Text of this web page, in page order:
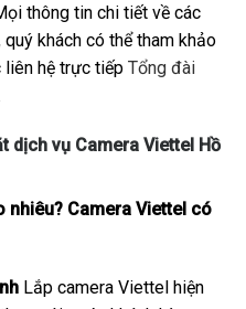
thông tin chi tiết về các
khách có thể tham khảo
liên hệ trực tiếp Tổng đài
dịch vụ Camera Viettel Hồ
nhiêu? Camera Viettel có
Lắp camera Viettel hiện